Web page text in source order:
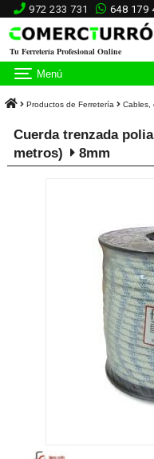
972 233 731 648 179
Tu Ferretería Profesional Online
Menú
Productos de Ferretería Cables,
Cuerda trenzada
metros)
8mm